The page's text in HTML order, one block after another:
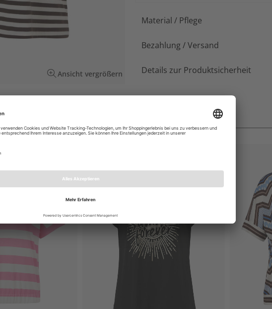
Ansicht vergrößern
für fröhliche Sommer-Looks.
Material / Pflege
Bezahlung / Versand
Details zur Produktsicherheit
GEFALLEN